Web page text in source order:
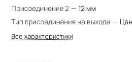
Присоединение 2 — 12 мм
Тип присоединения на выходе —
Все характеристики